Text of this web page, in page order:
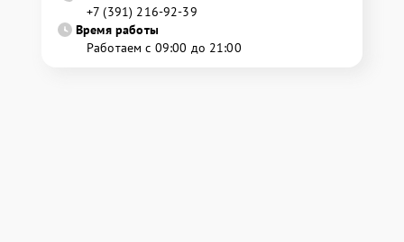
+7 (391) 216-92-39
Время работы
Работаем с 09:00 до 21:00